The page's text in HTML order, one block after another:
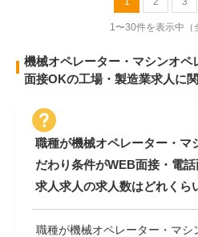
1〜30件を表示中
機械オペレーター・マシンオ
面接OKの工場・製造業求人に
職種が機械オペレーター・マ
だわり条件がWEB面接・電
求人求人の求人数はどれくら
職種が機械オペレーター・マシ